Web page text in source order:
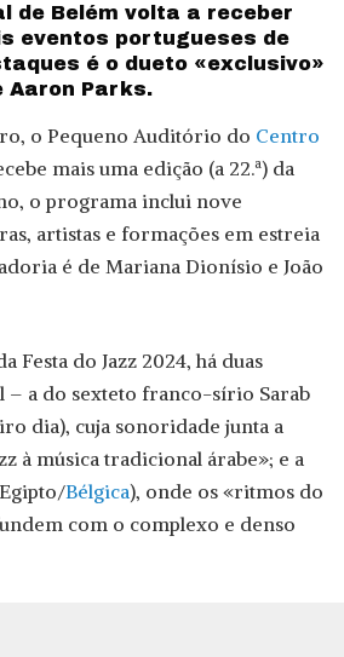
de Belém volta a receber
eventos portugueses de
é o dueto «exclusivo»
Aaron Parks.
o Pequeno Auditório do Centro
mais uma edição (a 22.ª) da
o programa inclui nove
artistas e formações em estreia
é de Mariana Dionísio e João
Festa do Jazz 2024, há duas
– a do sexteto franco-sírio Sarab
dia), cuja sonoridade junta a
à música tradicional árabe»; e a
Bélgica), onde os «ritmos do
com o complexo e denso